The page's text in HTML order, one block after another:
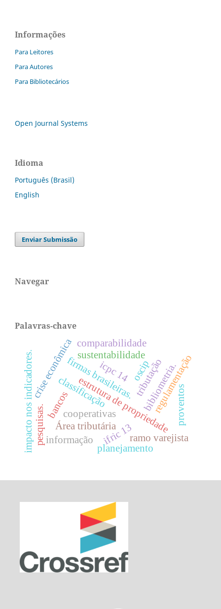
Informações
Para Leitores
Para Autores
Para Bibliotecários
Open Journal Systems
Idioma
Português (Brasil)
English
Enviar Submissão
Navegar
Palavras-chave
classificação
Área tributária
tributação
estrutura de propriedade
firmas brasileiras. bibliometria.
bancos
crise econômica
impacto nos indicadores. regulamentação
pesquisas.
oscip
sustentabilidade
ramo varejista
ifric 13
comparabilidade
planejamento
icpc 14
cooperativas proventos
informação